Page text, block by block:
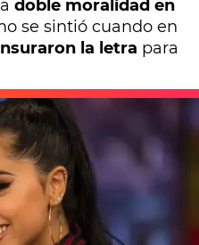
doble moralidad en
se sintió cuando en
la letra para